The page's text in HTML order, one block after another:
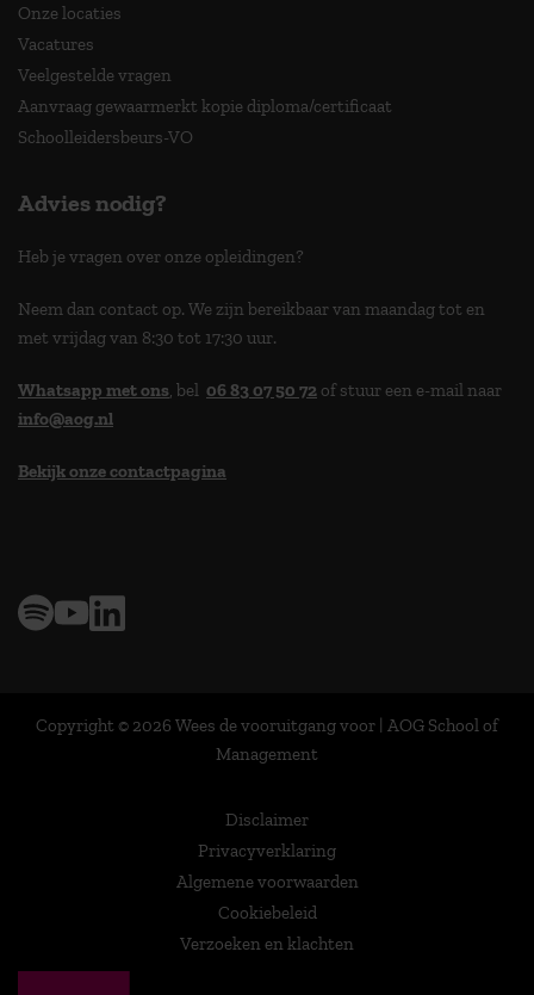
Onze locaties
Vacatures
Veelgestelde vragen
Aanvraag gewaarmerkt kopie diploma/certificaat
Schoolleidersbeurs-VO
Advies nodig?
Heb je vragen over onze opleidingen?
Neem dan contact op. We zijn bereikbaar van maandag tot en
met vrijdag van 8:30 tot 17:30 uur.
Whatsapp met ons, bel 06 83 07 50 72 of stuur een e-mail naar
info@aog.nl
Bekijk onze contactpagina
Copyright © 2026 Wees de vooruitgang voor | AOG School of
Management
Disclaimer
Privacyverklaring
Algemene voorwaarden
Cookiebeleid
Verzoeken en klachten